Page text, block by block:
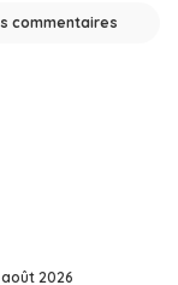
commentaires
2026